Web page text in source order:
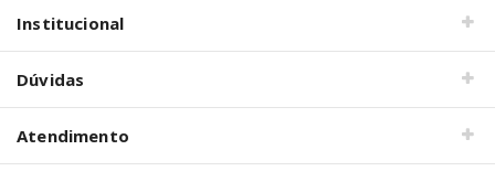
Institucional
Dúvidas
Atendimento